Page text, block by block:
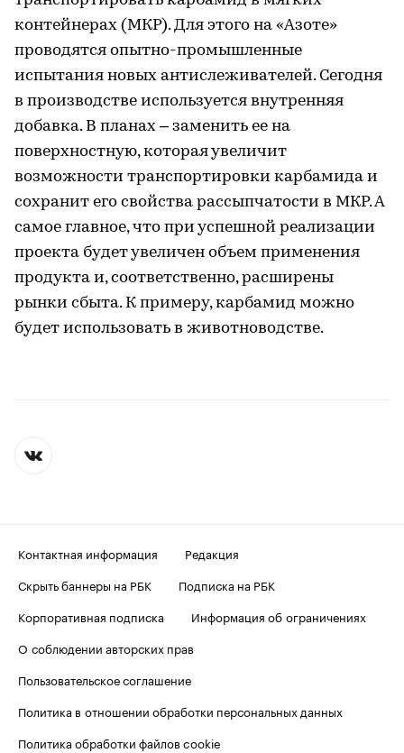
контейнерах (МКР). Для этого на «Азоте»
проводятся опытно-промышленные
испытания новых антислеживателей. Сегодня
в производстве используется внутренняя
добавка. В планах – заменить ее на
поверхностную, которая увеличит
возможности транспортировки карбамида и
сохранит его свойства рассыпчатости в МКР. А
самое главное, что при успешной реализации
проекта будет увеличен объем применения
продукта и, соответственно, расширены
рынки сбыта. К примеру, карбамид можно
будет использовать в животноводстве.
Контактная информация
Редакция
Скрыть баннеры на РБК
Подписка на РБК
Корпоративная подписка
Информация об ограничениях
О соблюдении авторских прав
Пользовательское соглашение
Политика в отношении обработки персональных данных
Политика обработки файлов cookie